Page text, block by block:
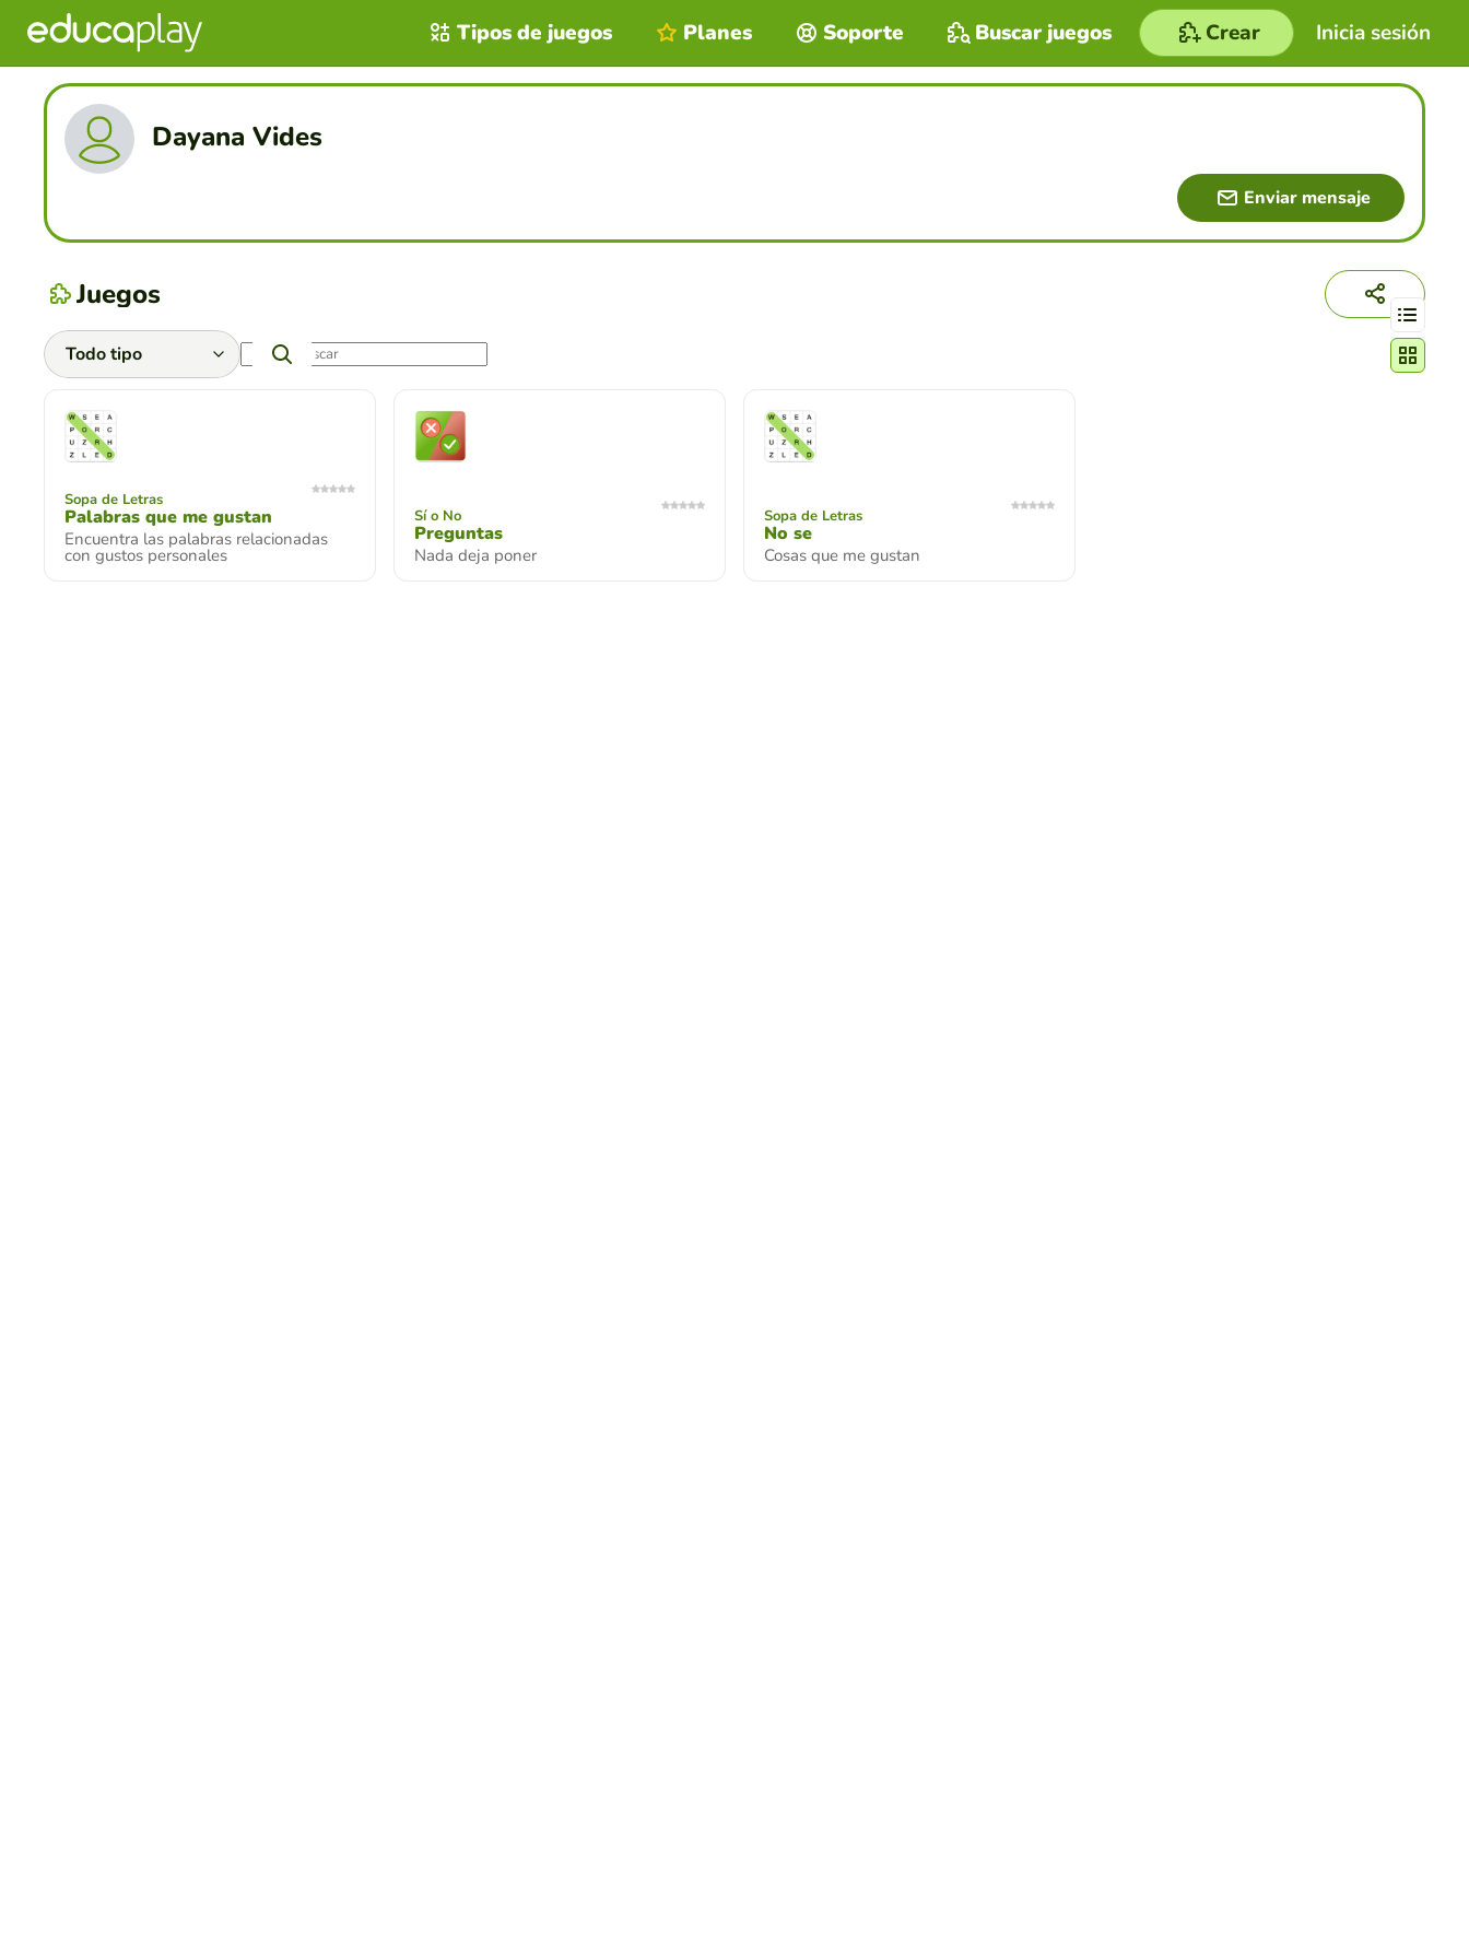
Inicia sesión
Tipos de juegos Planes Soporte Buscar juegos Crear
Dayana Vides
Enviar mensaje
Juegos Cambiar
Sopa de Letras
Palabras que me gustan
Encuentra las palabras relacionadas
con gustos personales
Sí o No
Preguntas
Nada deja poner
Sopa de Letras
No se
Cosas que me gustan